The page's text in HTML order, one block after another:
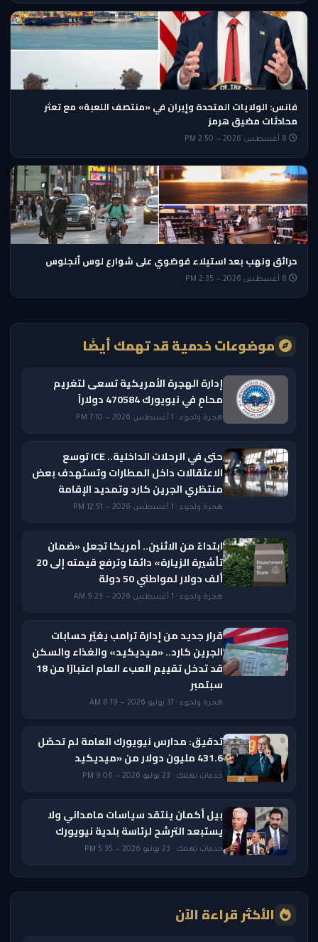
فانس: الولايات المتحدة وإيران في «منتصف اللعبة» مع تعثر
محادثات مضيق هرمز
حرائق ونهب بعد استيلاء فوضوي على شوارع لوس أنجلوس
موضوعات خدمية قد تهمك أيضًا
إدارة الهجرة الأمريكية تسعى لتغريم
محامٍ في نيويورك 470584 دولاراً
هجرة ولجوء · 1 أغسطس 2026 — 7:10 PM
حتى في الرحلات الداخلية.. ICE توسع
الاعتقالات داخل المطارات وتستهدف بعض
منتظري الجرين كارد وتمديد الإقامة
هجرة ولجوء · 1 أغسطس 2026 — 12:51 PM
ابتداءً من الاثنين.. أمريكا تجعل «ضمان
تأشيرة الزيارة» دائمًا وترفع قيمته إلى 20
ألف دولار لمواطني 50 دولة
هجرة ولجوء · 1 أغسطس 2026 — 9:23 AM
قرار جديد من إدارة ترامب يغيّر حسابات
الجرين كارد.. «ميديكيد» والغذاء والسكن
قد تدخل تقييم العبء العام اعتبارًا من 18
سبتمبر
هجرة ولجوء · 31 يوليو 2026 — 8:19 AM
تدقيق: مدارس نيويورك العامة لم تحصّل
431.6 مليون دولار من «ميديكيد
خدمات تهمك · 23 يوليو 2026 — 9:06 PM
بيل أكمان ينتقد سياسات مامداني ولا
يستبعد الترشح لرئاسة بلدية نيويورك
خدمات تهمك · 23 يوليو 2026 — 5:35 PM
الأكثر قراءة الآن